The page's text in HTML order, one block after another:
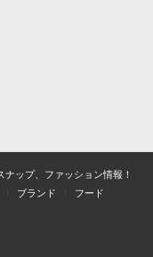
ップ、ファッション情報！
ブランド フード